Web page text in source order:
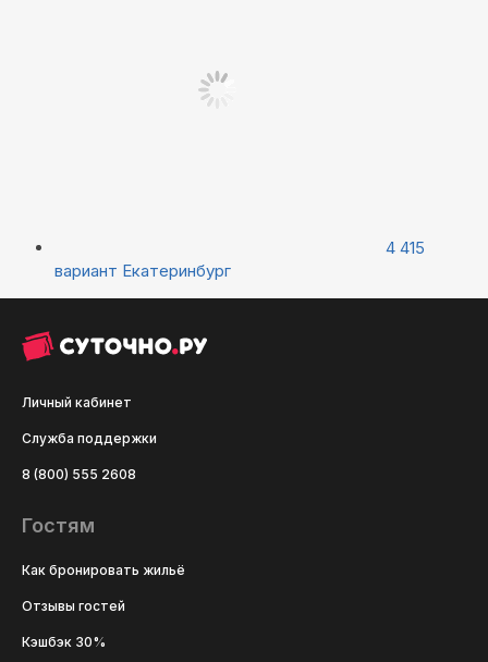
4 415
вариант Екатеринбург
Личный кабинет
Служба поддержки
8 (800) 555 2608
Гостям
Как бронировать жильё
Отзывы гостей
Кэшбэк 30%